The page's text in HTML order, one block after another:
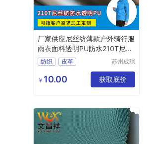
厂家供应尼丝纺薄款户外骑行服
雨衣面料透明PU防水210T尼丝
纺纺织
皮革
尼龙面料
苏州成璟
有限公司
￥ 10.00 获取底价